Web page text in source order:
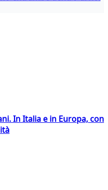
In Italia e in Europa, con